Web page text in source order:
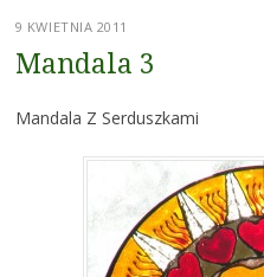
9 KWIETNIA 2011
Mandala 3
Mandala Z Serduszkami